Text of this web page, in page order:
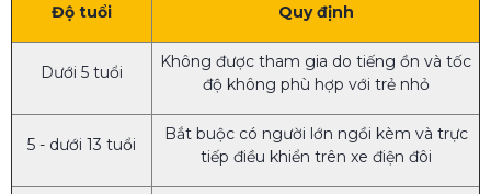
Độ tuổi Quy định
Dưới 5 tuổi
Không được tham gia do tiếng ồn và tốc
độ không phù hợp với trẻ nhỏ
5 - dưới 13 tuổi
Bắt buộc có người lớn ngồi kèm và trực
tiếp điều khiển trên xe điện đôi